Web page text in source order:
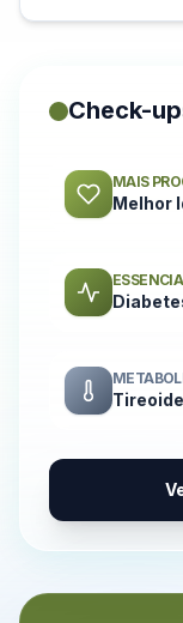
Check-
MAIS
Melhor
Tireoide